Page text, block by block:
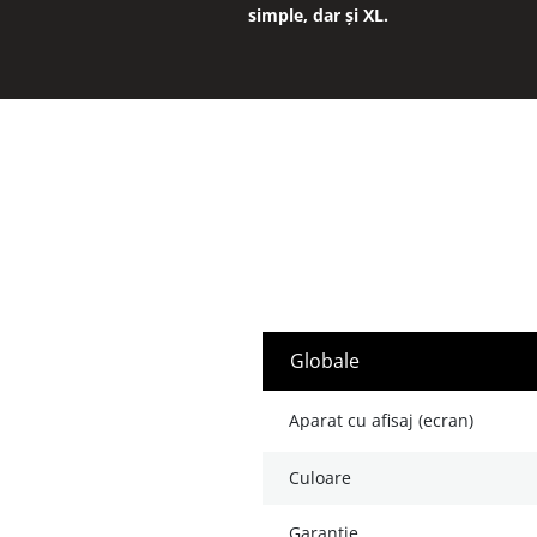
simple, dar și XL.
globale
aparat cu afisaj (ecran)
culoare